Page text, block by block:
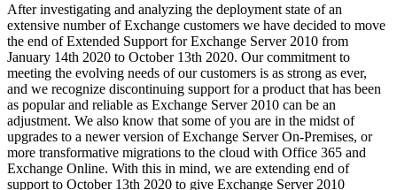
After investigating and analyzing the deployment state of an
extensive number of Exchange customers we have decided to move
the end of Extended Support for Exchange Server 2010 from
January 14th 2020 to October 13th 2020. Our commitment to
meeting the evolving needs of our customers is as strong as ever,
and we recognize discontinuing support for a product that has been
as popular and reliable as Exchange Server 2010 can be an
adjustment. We also know that some of you are in the midst of
upgrades to a newer version of Exchange Server On-Premises, or
more transformative migrations to the cloud with Office 365 and
Exchange Online. With this in mind, we are extending end of
support to October 13th 2020 to give Exchange Server 2010